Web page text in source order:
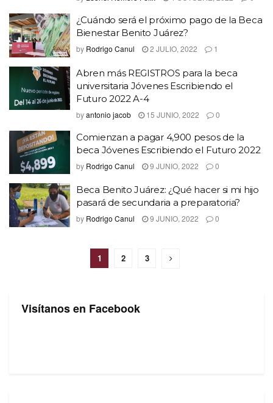
¿Cuándo será el próximo pago de la Beca
Bienestar Benito Juárez?
by Rodrigo Canul 2 JULIO, 2022 1
Abren más REGISTROS para la beca
universitaria Jóvenes Escribiendo el
Futuro 2022 A-4
byantonio jacob 15 JUNIO, 2022 0
Comienzan a pagar 4,900 pesos de la
beca Jóvenes Escribiendo el Futuro 2022
by Rodrigo Canul 9 JUNIO, 2022 0
Beca Benito Juárez: ¿Qué hacer si mi hijo
pasará de secundaria a preparatoria?
by Rodrigo Canul 9 JUNIO, 2022 0
1 2 3
Visítanos en Facebook